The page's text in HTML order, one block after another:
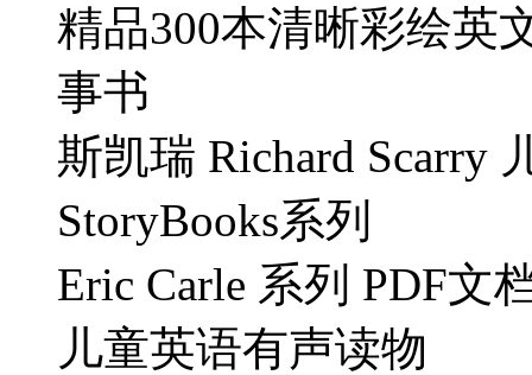
精品300本清晰彩绘英
事书
斯凯瑞 Richard Scarry
StoryBooks系列
Eric Carle 系列 PDF文
儿童英语有声读物